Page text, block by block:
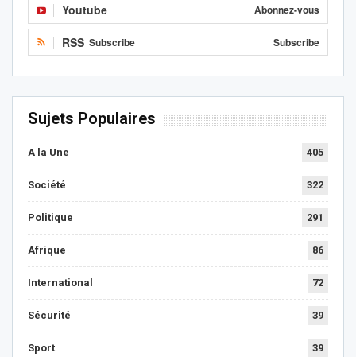
Youtube Abonnez-vous
RSS Subscribe Subscribe
Sujets Populaires
A la Une 405
Société 322
Politique 291
Afrique 86
International 72
Sécurité 39
Sport 39